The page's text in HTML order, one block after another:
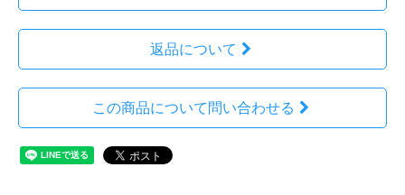
返品について
この商品について問い合わせる